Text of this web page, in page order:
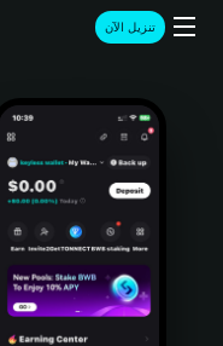
تنزيل الآن